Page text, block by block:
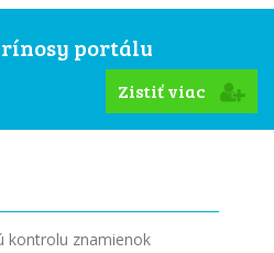
portálu
Zistiť viac
kontrolu znamienok